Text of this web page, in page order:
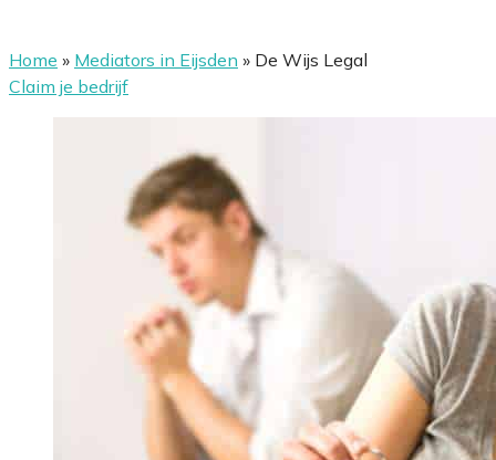
Home » Mediators in Eijsden » De Wijs Legal
Claim je bedrijf